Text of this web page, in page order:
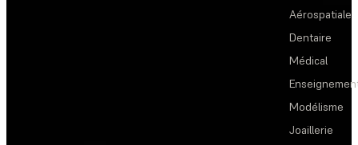
Aérospatiale
Dentaire
Médical
Modélisme
Joaillerie